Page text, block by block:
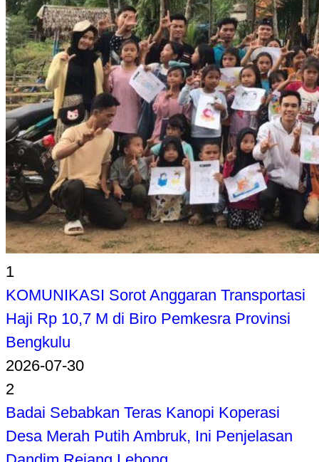
1
KOMUNIKASI Sorot Anggaran Transportasi
Haji Rp 10,7 M di Biro Pemkesra Provinsi
Bengkulu
2026-07-30
2
Badai Sebabkan Teras Kanopi Koperasi
Desa Merah Putih Ambruk, Ini Penjelasan